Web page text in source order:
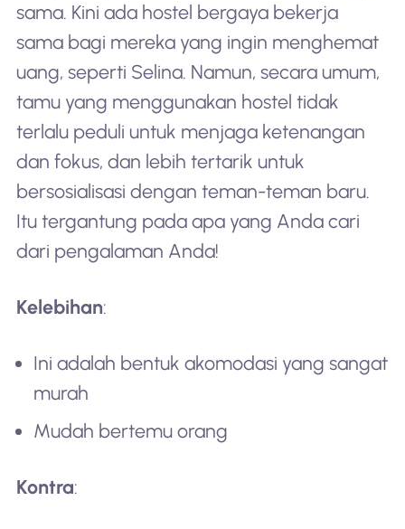
sama. Kini ada hostel bergaya bekerja
sama bagi mereka yang ingin menghemat
uang, seperti Selina. Namun, secara umum,
tamu yang menggunakan hostel tidak
terlalu peduli untuk menjaga ketenangan
dan fokus, dan lebih tertarik untuk
bersosialisasi dengan teman-teman baru.
Itu tergantung pada apa yang Anda cari
dari pengalaman Anda!
Kelebihan:
Ini adalah bentuk akomodasi yang sangat
murah
Mudah bertemu orang
Kontra: